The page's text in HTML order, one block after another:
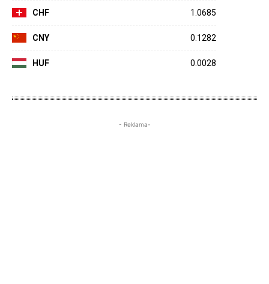
CHF 1.0685
CNY 0.1282
HUF 0.0028
- Reklama-